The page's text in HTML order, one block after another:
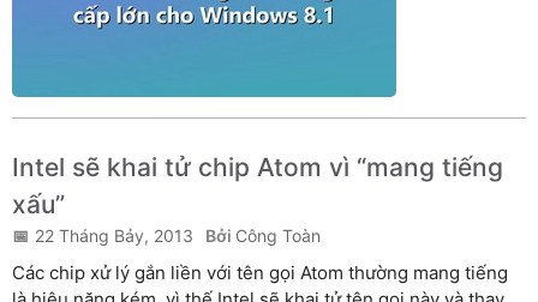
Intel sẽ khai tử chip Atom vì “mang tiếng
xấu”
22 Tháng Bảy, 2013 Công Toàn
Các chip xử lý gắn liền với tên gọi Atom thường mang tiếng